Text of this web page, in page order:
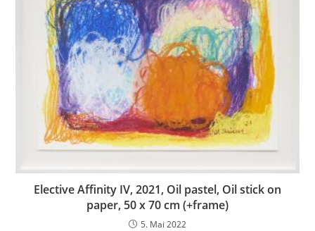
Elective Affinity IV, 2021, Oil pastel, Oil stick on
paper, 50 x 70 cm (+frame)
5. Mai 2022